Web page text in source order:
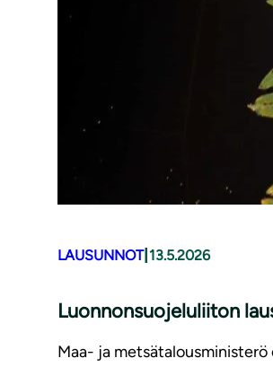
LAUSUNNOT| 13.5.2026
Luonnonsuojeluliiton
Maa- ja